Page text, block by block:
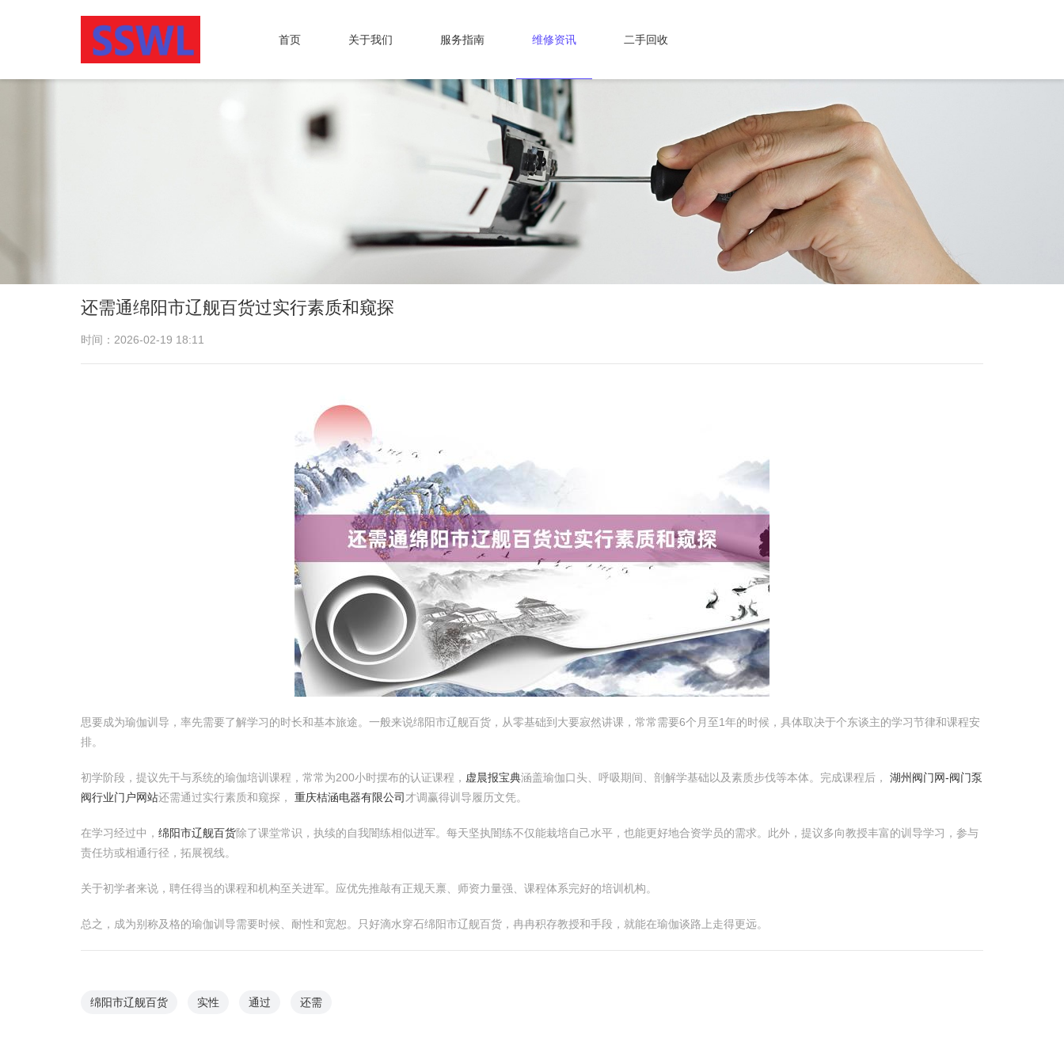
首页 关于我们 服务指南 维修资讯 二手回收
还需通绵阳市辽舰百货过实行素质和窥探
时间：2026-02-19 18:11
思要成为瑜伽训导，率先需要了解学习的时长和基本旅途。一般来说绵阳市辽舰百货，从零基础到大要寂然讲课，常常需要6个月至1年的时候，具体取决于个东谈主的学习节律和课程安
排。
初学阶段，提议先干与系统的瑜伽培训课程，常常为200小时摆布的认证课程， 虚晨报宝典涵盖瑜伽口头、呼吸期间、剖解学基础以及素质步伐等本体。完成课程后， 湖州阀门网-阀门泵
阀行业门户网站还需通过实行素质和窥探， 重庆桔涵电器有限公司 才调赢得训导履历文凭。
在学习经过中， 绵阳市辽舰百货除了课堂常识，执续的自我闇练相似进军。每天坚执闇练不仅能栽培自己水平，也能更好地合资学员的需求。此外，提议多向教授丰富的训导学习，参与
责任坊或相通行径，拓展视线。
关于初学者来说，聘任得当的课程和机构至关进军。应优先推敲有正规天禀、师资力量强、课程体系完好的培训机构。
总之，成为别称及格的瑜伽训导需要时候、耐性和宽恕。只好滴水穿石绵阳市辽舰百货，冉冉积存教授和手段，就能在瑜伽谈路上走得更远。
绵阳市辽舰百货 实性 通过 还需